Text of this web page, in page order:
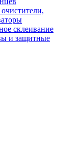
склеивание
и защитные